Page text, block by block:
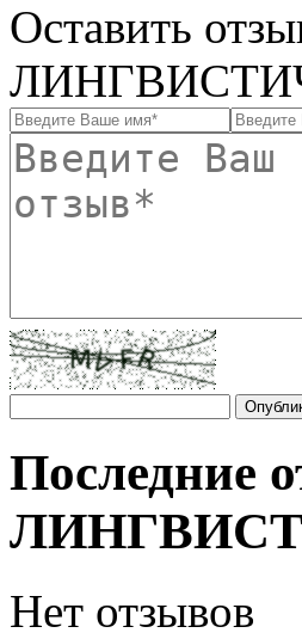
Оставить
Нет отзывов